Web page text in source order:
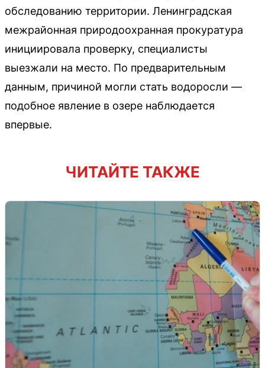
обследованию территории. Ленинградская
межрайонная природоохранная прокуратура
инициировала проверку, специалисты
выезжали на место. По предварительным
данным, причиной могли стать водоросли —
подобное явление в озере наблюдается
впервые.
ЧИТАЙТЕ ТАКЖЕ